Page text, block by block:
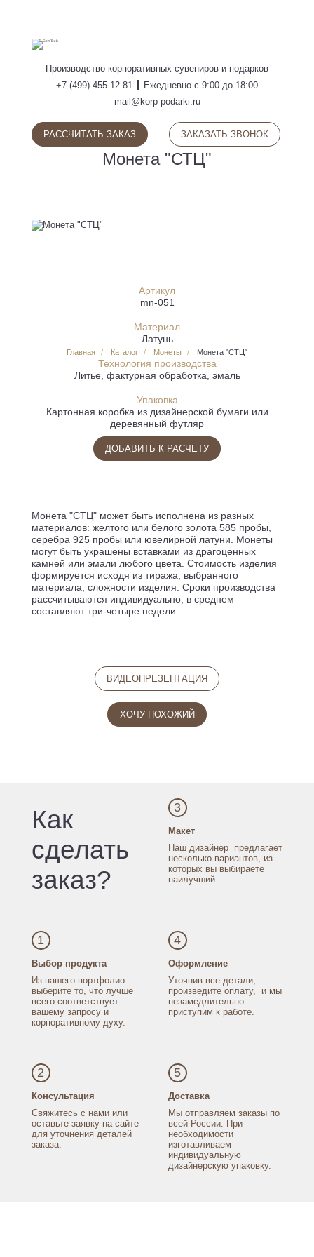
ПОИСК
Производство корпоративных сувениров и подарков
+7 (499) 455-12-81
Ежедневно с 9:00 до 18:00
mail@korp-podarki.ru
ЗАКАЗАТЬ ЗВОНОК
РАССЧИТАТЬ ЗАКАЗ
Главная Каталог Монеты Монета "СТЦ"
Монета "СТЦ"
Артикул
mn-051
Материал
Латунь
Технология производства
Литье, фактурная обработка, эмаль
Упаковка
Картонная коробка из дизайнерской бумаги или
деревянный футляр
ДОБАВИТЬ К РАСЧЕТУ
Монета "СТЦ" может быть исполнена из разных
материалов: желтого или белого золота 585 пробы,
серебра 925 пробы или ювелирной латуни. Монеты
могут быть украшены вставками из драгоценных
камней или эмали любого цвета. Стоимость изделия
формируется исходя из тиража, выбранного
материала, сложности изделия. Сроки производства
рассчитываются индивидуально, в среднем
составляют три-четыре недели.
ВИДЕОПРЕЗЕНТАЦИЯ
ХОЧУ ПОХОЖИЙ
Как
сделать
заказ?
1
Выбор продукта
Из нашего портфолио
выберите то, что лучше
всего соответствует
вашему запросу и
корпоративному духу.
2
Консультация
Свяжитесь с нами или
оставьте заявку на сайте
для уточнения деталей
заказа.
3
Макет
Наш дизайнер предлагает
нескольковариантов, из
которых вы выбираете
наилучший.
4
Оформление
Уточнив все детали,
произведите оплату,
и мы
незамедлительно
приступим к работе.
5
Доставка
Мы отправляем заказы по
всей России. При
необходимости
изготавливаем
индивидуальную
дизайнерскую упаковку.